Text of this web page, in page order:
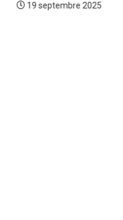
19 septembre 2025